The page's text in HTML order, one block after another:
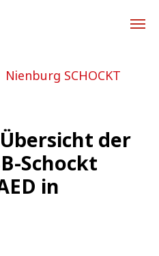
Nienburg SCHOCKT
der
Schockt
in